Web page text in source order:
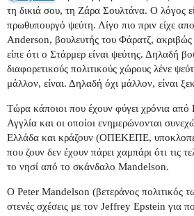
τη δικιά σου, τη Ζάρα Σουλτάνα. Ο λόγος
πρωθυπουργό ψεύτη. Λίγο πιο πριν είχε
Anderson, βουλευτής του Φάρατζ, ακριβώς
είπε ότι ο Στάρμερ είναι ψεύτης. Δηλαδή
διαφορετικούς πολιτικούς χώρους λένε
μάλλον, είναι. Δηλαδή όχι μάλλον, είναι
Τώρα κάποιοι που έχουν φύγει χρόνια από
Αγγλία και οι οποίοι ενημερώνονται
Ελλάδα και κράζουν (ΟΠΕΚΕΠΕ,
που ζουν δεν έχουν πάρει χαμπάρι ότι τις
το νησί από το σκάνδαλο Mandelson.
Ο Peter Mandelson (βετεράνος πολιτικός
στενές σχέσεις με τον Jeffrey Epstein για